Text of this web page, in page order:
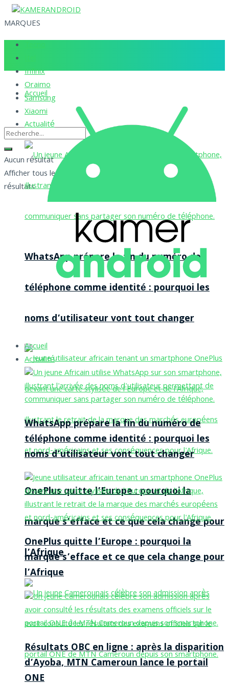
MARQUES
Infinix
Oraimo
Samsung
Xiaomi
Aucun résultat
Afficher tous les
résultats
Accueil
Actualité
WhatsApp prépare la fin du numéro de
téléphone comme identité : pourquoi les
noms d’utilisateur vont tout changer
OnePlus quitte l’Europe : pourquoi la
marque s’efface et ce que cela change pour
l’Afrique
Accueil
Actualité
WhatsApp prépare la fin du numéro de
téléphone comme identité : pourquoi les
noms d’utilisateur vont tout changer
OnePlus quitte l’Europe : pourquoi la
marque s’efface et ce que cela change pour
l’Afrique
Résultats OBC en ligne : après la disparition
d’Ayoba, MTN Cameroun lance le portail
ONE